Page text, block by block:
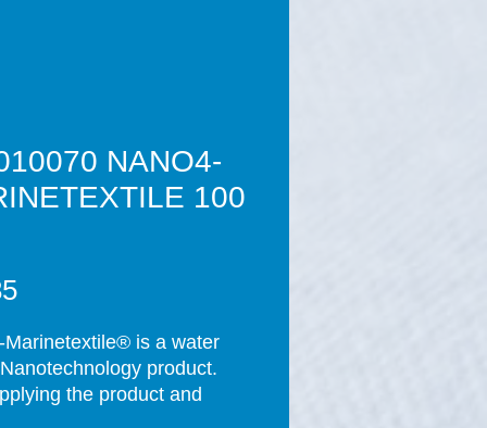
NANO4-
100
Prijs
Marinetextile® is a water
product.
the product and